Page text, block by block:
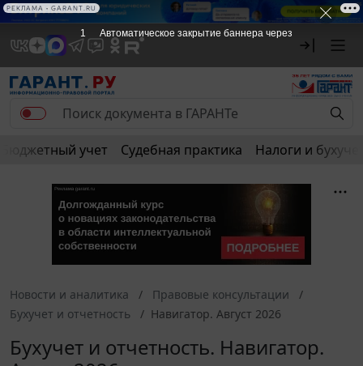
Бюджетный учет Судебная практика Налоги и
Новости и аналитика
Правовые консультации
Бухучет и отчетность
Навигатор. Август 2026
Бухучет и отчетность. Навигатор.
1 Автоматическое закрытие баннера через
РЕКЛАМА • GARANT.RU